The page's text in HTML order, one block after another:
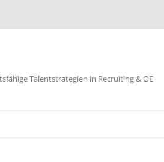
Talentstrategien in Recruiting & OE